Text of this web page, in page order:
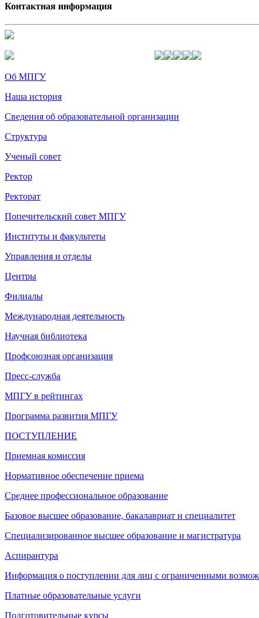
Контактная информация
Об МПГУ
Наша история
Сведения об образовательной организации
Структура
Ученый совет
Ректор
Ректорат
Попечительский совет МПГУ
Институты и факультеты
Управления и отделы
Центры
Филиалы
Международная деятельность
Научная библиотека
Профсоюзная организация
Пресс-служба
МПГУ в рейтингах
Программа развития МПГУ
ПОСТУПЛЕНИЕ
Приемная комиссия
Нормативное обеспечение приема
Среднее профессиональное образование
Базовое высшее образование, бакалавриат и специалитет
Специализированное высшее образование и магистратура
Аспирантура
Информация о поступлении для лиц с ограниченными
Платные образовательные услуги
Подготовительные курсы